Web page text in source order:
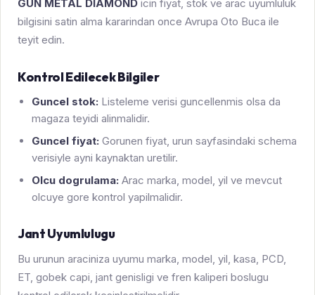
GUN METAL DIAMOND icin fiyat, stok ve arac uyumluluk
bilgisini satin alma kararindan once Avrupa Oto Buca ile
teyit edin.
Kontrol Edilecek Bilgiler
Guncel stok: Listeleme verisi guncellenmis olsa da
magaza teyidi alinmalidir.
Guncel fiyat: Gorunen fiyat, urun sayfasindaki schema
verisiyle ayni kaynaktan uretilir.
Olcu dogrulama: Arac marka, model, yil ve mevcut
olcuye gore kontrol yapilmalidir.
Jant Uyumlulugu
Bu urunun araciniza uyumu marka, model, yil, kasa, PCD,
ET, gobek capi, jant genisligi ve fren kaliperi boslugu